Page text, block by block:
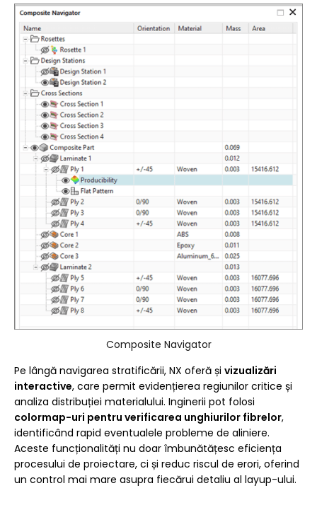
Composite Navigator
Pe lângă navigarea stratificării, NX oferă și vizualizări
interactive, care permit evidențierea regiunilor critice și
analiza distribuției materialului. Inginerii pot folosi
colormap-uri pentru verificarea unghiurilor fibrelor,
identificând rapid eventualele probleme de aliniere.
Aceste funcționalități nu doar îmbunătățesc eficiența
procesului de proiectare, ci și reduc riscul de erori, oferind
un control mai mare asupra fiecărui detaliu al layup-ului.